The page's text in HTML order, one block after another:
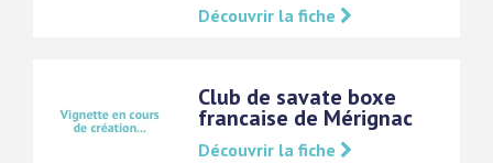
Découvrir la fiche
Club de savate boxe
francaise de Mérignac
Découvrir la fiche